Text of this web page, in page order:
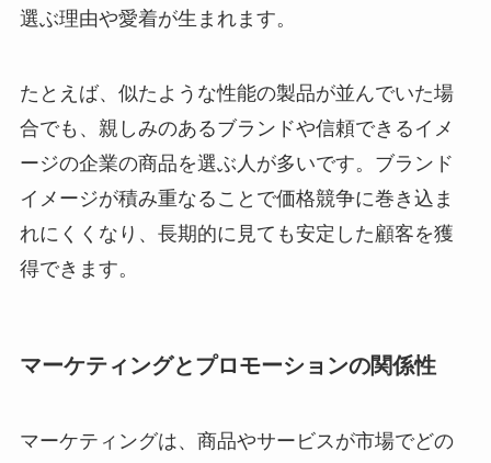
選ぶ理由や愛着が生まれます。
たとえば、似たような性能の製品が並んでいた場
合でも、親しみのあるブランドや信頼できるイメ
ージの企業の商品を選ぶ人が多いです。ブランド
イメージが積み重なることで価格競争に巻き込ま
れにくくなり、長期的に見ても安定した顧客を獲
得できます。
マーケティングとプロモーションの関係性
マーケティングは、商品やサービスが市場でどの